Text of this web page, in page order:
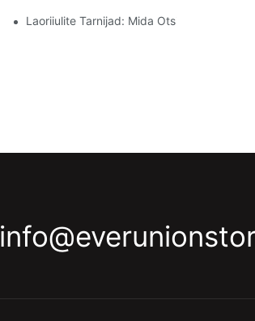
Laoriiulite Tarnijad: Mida Otsida